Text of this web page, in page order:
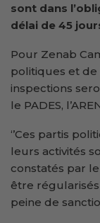
sont dans
délai de 45
Pour Zenab
politiques et de
inspections
le PADES,
‘’Ces partis
leurs activités
constatés par
être
peine de